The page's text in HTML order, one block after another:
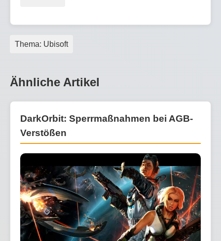
Thema: Ubisoft
Ähnliche Artikel
DarkOrbit: Sperrmaßnahmen bei AGB-
Verstößen